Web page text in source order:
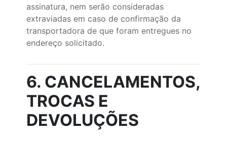
assinatura, nem serão consideradas
extraviadas em caso de confirmação da
transportadora de que foram entregues no
endereço solicitado.
6. CANCELAMENTOS,
TROCAS E
DEVOLUÇÕES